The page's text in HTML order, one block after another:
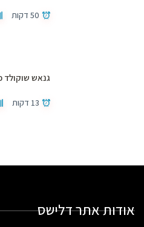
50 דקות
גנאש שוקולד
13 דקות
אודות אתר דלישס